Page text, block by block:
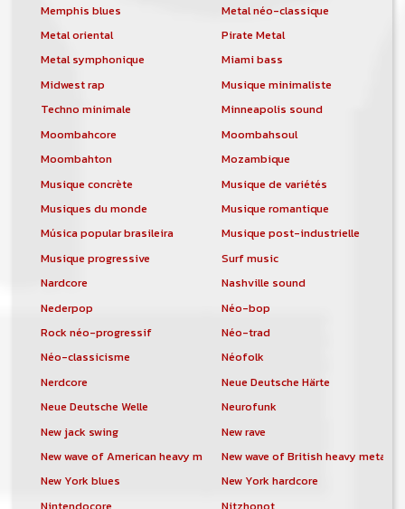
Memphis blues
Metal néo-classique
Metal oriental
Pirate Metal
Metal symphonique
Miami bass
Midwest rap
Musique minimaliste
Techno minimale
Minneapolis sound
Moombahcore
Moombahsoul
Moombahton
Mozambique
Musique concrète
Musique de variétés
Musiques du monde
Musique romantique
Música popular brasileira
Musique post-industrielle
Musique progressive
Surf music
Nardcore
Nashville sound
Nederpop
Néo-bop
Rock néo-progressif
Néo-trad
Néo-classicisme
Néofolk
Nerdcore
Neue Deutsche Härte
Neue Deutsche Welle
Neurofunk
New jack swing
New rave
New wave of American heavy metalNew wave of British heavy metal
New York blues
New York hardcore